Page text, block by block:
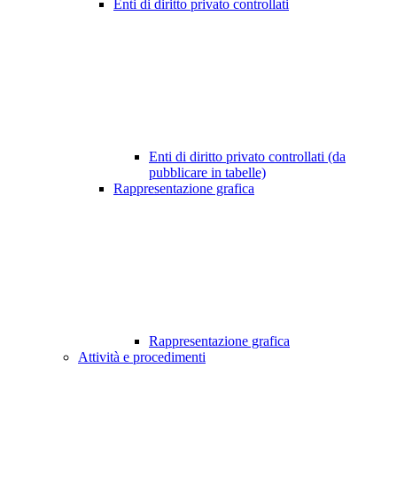
Enti di diritto privato controllati
Enti di diritto privato controllati (da
pubblicare in tabelle)
Rappresentazione grafica
Rappresentazione grafica
Attività e procedimenti